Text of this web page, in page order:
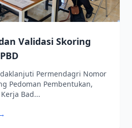
Validasi Skoring
Permendagri Nomor
Pedoman Pembentukan,
Bad...